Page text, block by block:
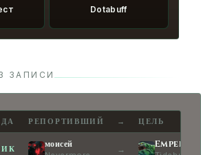
Dotabuff
ЗАПИСИ
РЕПОРТИВШИЙ → ЦЕЛЬ
моисей →